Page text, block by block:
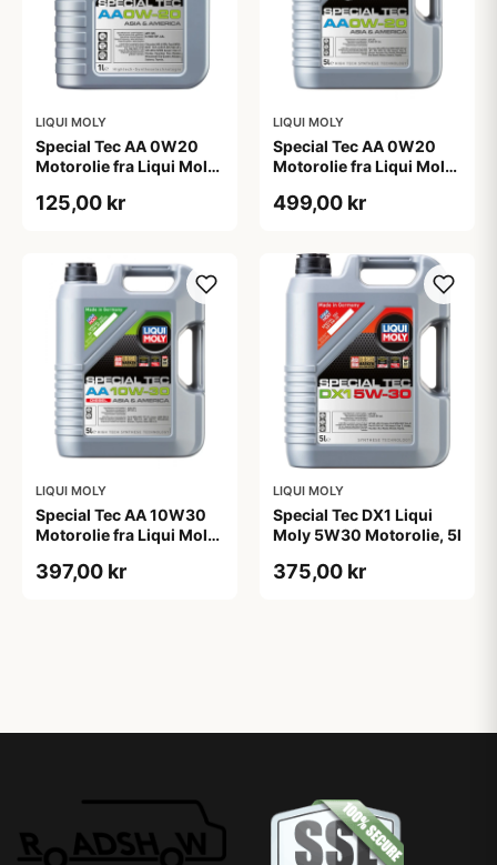
LIQUI MOLY
Special Tec AA 0W20
Motorolie fra Liqui Moly,
125,00 kr
LIQUI MOLY
Special Tec AA 0W20
Motorolie fra Liqui Moly,
499,00 kr
LIQUI MOLY
Special Tec AA 10W30
Motorolie fra Liqui Moly,
397,00 kr
LIQUI MOLY
Special Tec DX1 Liqui
Moly 5W30 Motorolie, 5l
375,00 kr